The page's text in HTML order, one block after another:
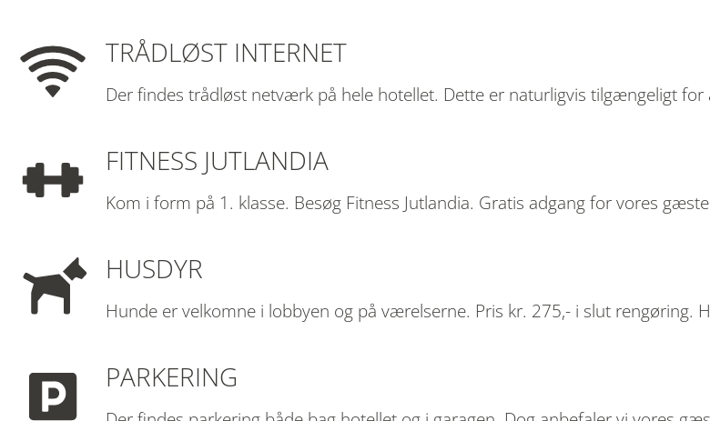
TRÅDLØST INTERNET
Der findes trådløst netværk på hele hotellet. Dette er naturligvis tilgængeligt
FITNESS JUTLANDIA
Kom i form på 1. klasse. Besøg Fitness Jutlandia. Gratis adgang for vores
HUSDYR
Hunde er velkomne i lobbyen og på værelserne. Pris kr. 275,- i slut rengøring.
PARKERING